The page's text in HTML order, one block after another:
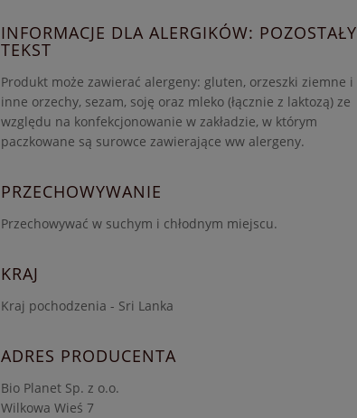
INFORMACJE DLA ALERGIKÓW: POZOSTAŁY
TEKST
Produkt może zawierać alergeny: gluten, orzeszki ziemne i
inne orzechy, sezam, soję oraz mleko (łącznie z laktozą) ze
względu na konfekcjonowanie w zakładzie, w którym
paczkowane są surowce zawierające ww alergeny.
PRZECHOWYWANIE
Przechowywać w suchym i chłodnym miejscu.
KRAJ
Kraj pochodzenia - Sri Lanka
ADRES PRODUCENTA
Bio Planet Sp. z o.o.
Wilkowa Wieś 7